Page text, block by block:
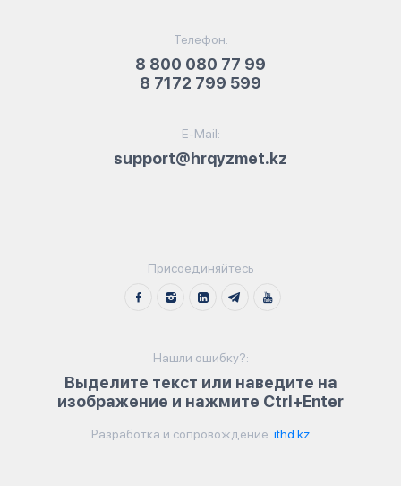
Телефон:
8 800 080 77 99
8 7172 799 599
E-Mail:
support@hrqyzmet.kz
Присоединяйтесь
Нашли ошибку?:
Выделите текст или наведите на
изображение и нажмите Ctrl+Enter
Разработка и сопровождение ithd.kz